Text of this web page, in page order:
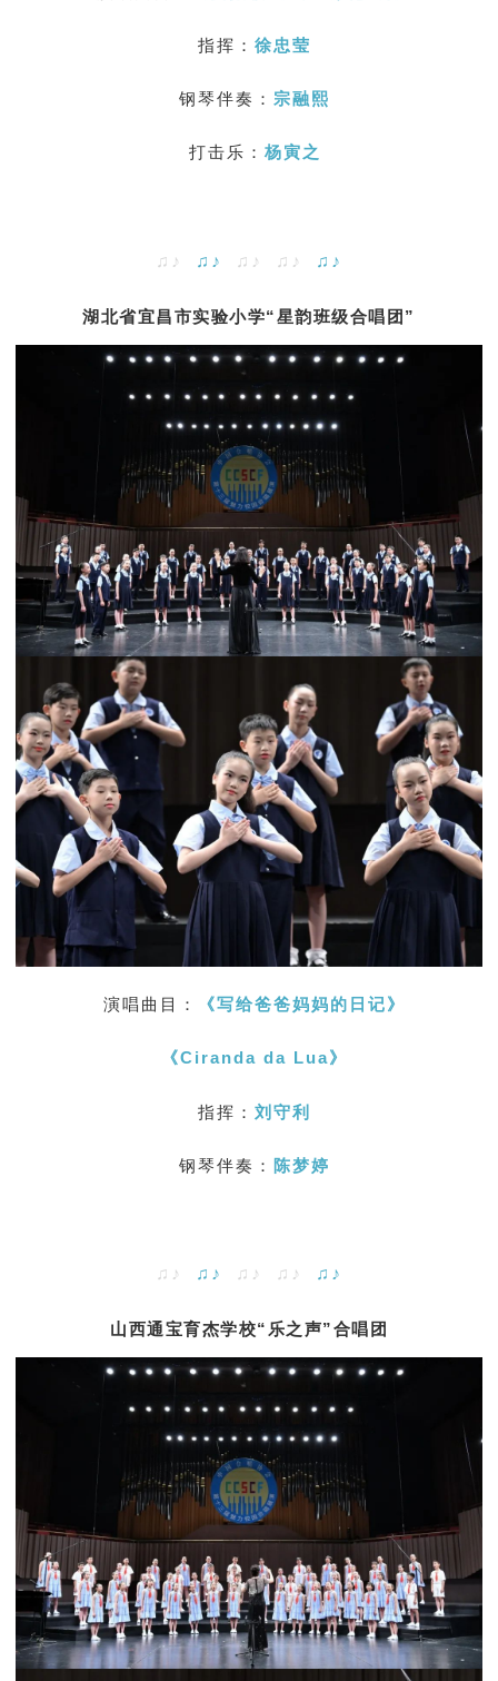
指挥： 徐忠莹
钢琴伴奏： 宗融熙
打击乐： 杨寅之
♫♪ ♫♪ ♫♪ ♫♪ ♫♪
湖北省宜昌市实验小学“星韵班级合唱团”
演唱曲目： 《写给爸爸妈妈的日记》
《Ciranda da Lua》
指挥： 刘守利
钢琴伴奏： 陈梦婷
♫♪ ♫♪ ♫♪ ♫♪ ♫♪
山西通宝育杰学校“乐之声”合唱团